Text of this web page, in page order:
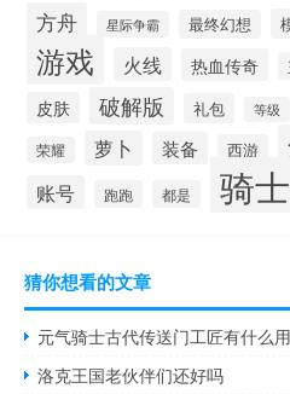
方舟 星际争霸 最终幻想
游戏 火线 热血传奇
皮肤 破解版 礼包 等级
荣耀 萝卜 装备 西游
账号 跑跑 都是 骑士
猜你想看的文章
元气骑士古代传送门工匠有什么用
洛克王国老伙伴们还好吗